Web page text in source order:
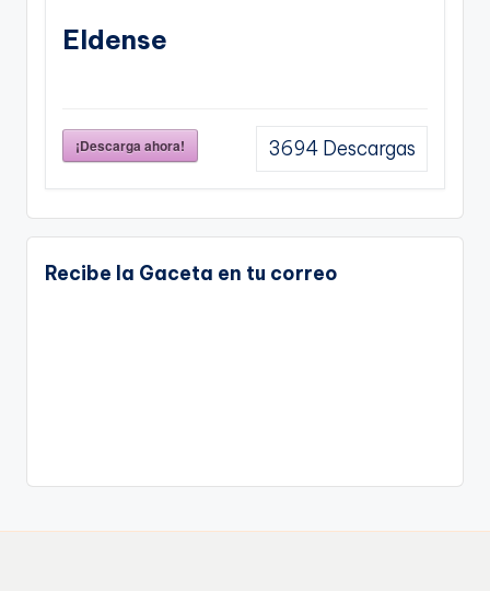
Eldense
¡Descarga ahora! 3694 Descargas
Recibe la Gaceta en tu correo